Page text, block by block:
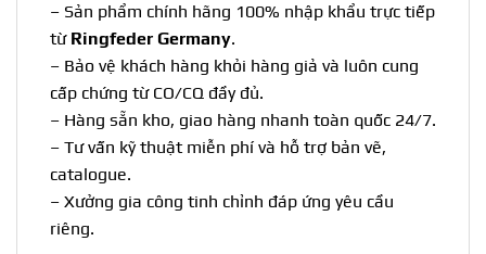
– Sản phẩm chính hãng 100% nhập khẩu trực tiếp
từ Ringfeder Germany.
– Bảo vệ khách hàng khỏi hàng giả và luôn cung
cấp chứng từ CO/CQ đầy đủ.
– Hàng sẵn kho, giao hàng nhanh toàn quốc 24/7.
– Tư vấn kỹ thuật miễn phí và hỗ trợ bản vẽ,
catalogue.
– Xưởng gia công tinh chỉnh đáp ứng yêu cầu
riêng.